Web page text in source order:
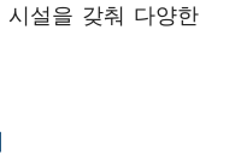
설을 갖춰 다양한